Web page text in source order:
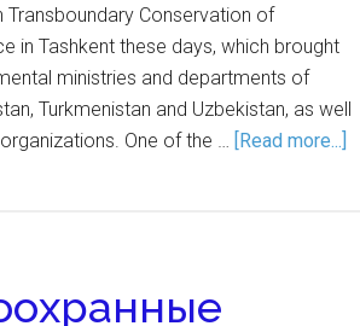
Conservation of
in Tashkent these days, which brought
ministries and departments of
Turkmenistan and Uzbekistan, as well
One of the … [Read more...]